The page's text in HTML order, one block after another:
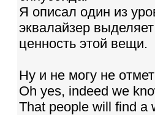
Я описал один из
эквалайзер
ценность этой вещи.
Ну и не могу не
Oh yes, indeed we
That people will find a